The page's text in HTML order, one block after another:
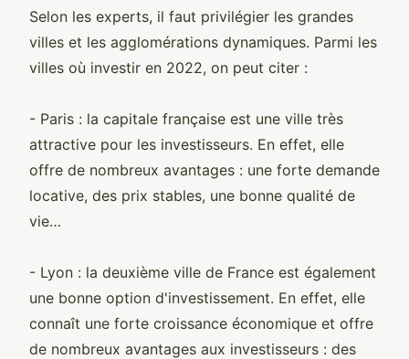
Selon les experts, il faut privilégier les grandes
villes et les agglomérations dynamiques. Parmi les
villes où investir en 2022, on peut citer :
- Paris : la capitale française est une ville très
attractive pour les investisseurs. En effet, elle
offre de nombreux avantages : une forte demande
locative, des prix stables, une bonne qualité de
vie…
- Lyon : la deuxième ville de France est également
une bonne option d'investissement. En effet, elle
connaît une forte croissance économique et offre
de nombreux avantages aux investisseurs : des